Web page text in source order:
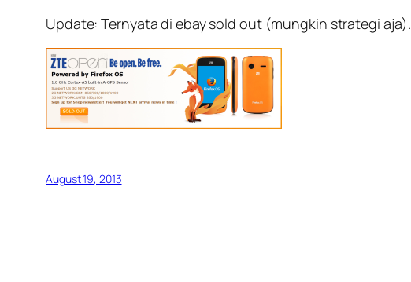
Update: Ternyata di ebay sold out (mungkin strategi aja).
August 19, 2013